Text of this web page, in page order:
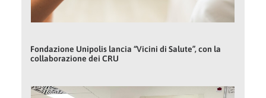
Fondazione Unipolis lancia “Vicini di Salute”, con la
collaborazione dei CRU